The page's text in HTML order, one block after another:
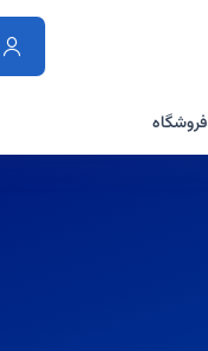
فروشگاه